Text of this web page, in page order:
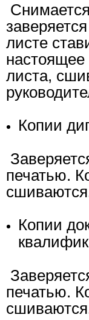
листе
листа,
Копии
печатью.
Копии
печатью.